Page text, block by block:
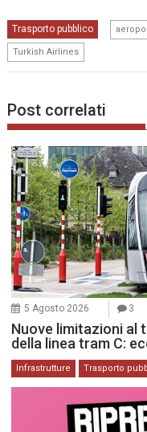
Trasporto pubblico
Turkish Airlines
Post correlati
5 Agosto 2026 3
Nuove limitazioni al
della linea tram C:
Infrastrutture Trasporto